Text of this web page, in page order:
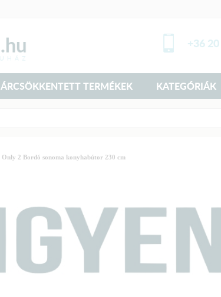
+36
ÁRCSÖKKENTETT TERMÉKEK KATEGÓRIÁK
Only 2 Bordó sonoma konyhabútor 230 cm